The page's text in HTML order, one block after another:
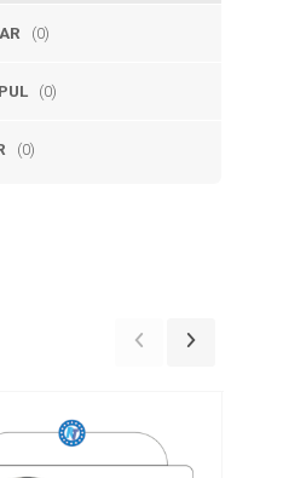
(0)
(0)
(0)